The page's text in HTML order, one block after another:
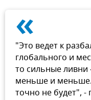
«
"Это ведет к
глобального и
то сильные ливни
меньше и
точно не будет", -